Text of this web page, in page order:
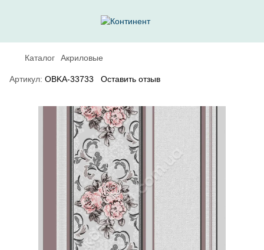
Каталог Акриловые
Артикул: OBKA-33733 Оставить отзыв